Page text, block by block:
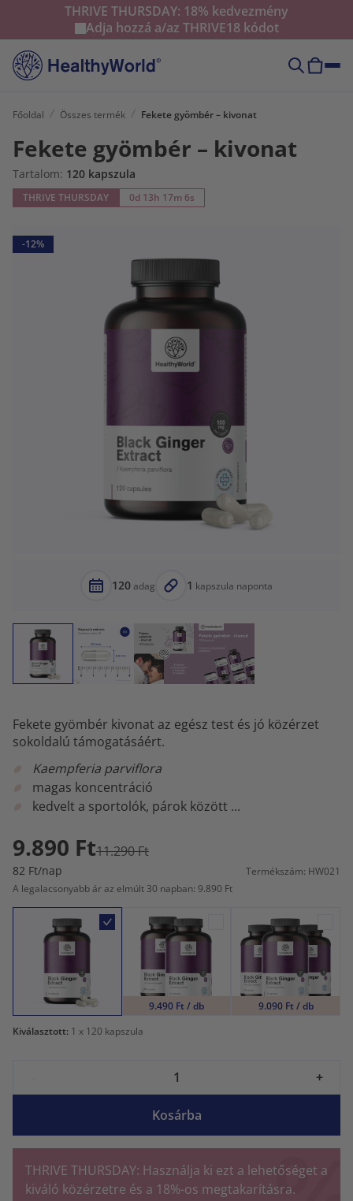
THRIVE THURSDAY: 18% kedvezmény
Adja hozzá a/az THRIVE18 kódot
Főoldal Összes termék Fekete gyömbér – kivonat
Fekete gyömbér – kivonat
Tartalom: 120 kapszula
THRIVE THURSDAY 0d 13h 17m 5s
-12%
120adag 1 kapszula naponta
Fekete gyömbér kivonat az egész test és jó közérzet
sokoldalú támogatásáért.
Kaempferia parviflora
magas koncentráció
kedvelt a sportolók, párok között ...
9.890 Ft11.290 Ft
82 Ft/nap
Termékszám: HW021
A legalacsonyabb ár az elmúlt 30 napban: 9.890 Ft
9.490 Ft / db
9.090 Ft / db
Kiválasztott: 1 x 120 kapszula
+
Kosárba
THRIVE THURSDAY: Használja ki ezt a lehetőséget a
kiváló közérzetre és a 18%-os megtakarításra.